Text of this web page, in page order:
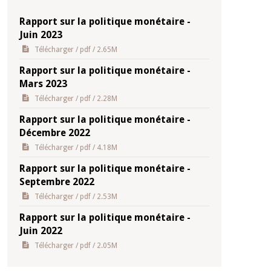
Rapport sur la politique monétaire -
Juin 2023
Télécharger / pdf / 2.65M
Rapport sur la politique monétaire -
Mars 2023
Télécharger / pdf / 2.28M
Rapport sur la politique monétaire -
Décembre 2022
Télécharger / pdf / 4.18M
Rapport sur la politique monétaire -
Septembre 2022
Télécharger / pdf / 2.53M
Rapport sur la politique monétaire -
Juin 2022
Télécharger / pdf / 2.05M